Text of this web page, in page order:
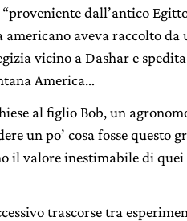
dall’antico
aveva raccolto da
vicino a Dashar e
America…
al figlio Bob, un
un po’ cosa fosse questo
il valore inestimabile di quei
trascorse tra